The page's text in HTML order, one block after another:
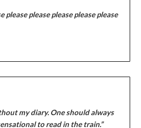
please please please please please
my diary. One should always
to read in the train.”